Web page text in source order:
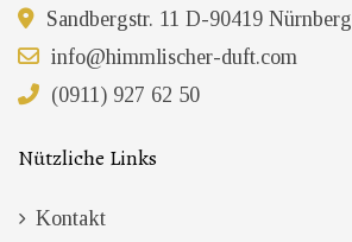
Sandbergstr. 11 D-90419 Nürnberg
info@himmlischer-duft.com
(0911) 927 62 50
Nützliche Links
Kontakt